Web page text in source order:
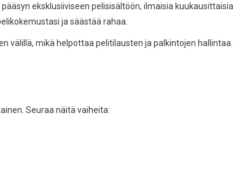
eksklusiiviseen pelisisältöön, ilmaisia kuukausittaisia
ja säästää rahaa.
välillä, mikä helpottaa pelitilausten ja palkintojen hallintaa.
Seuraa näitä vaiheita: